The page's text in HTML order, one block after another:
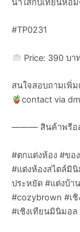
น้าใส่กับเทียนหอม
#TP0231
Price: 390 บา
สนใจสอบถามเพิ่
contact via
——— สินค้าพรีอ
#ตกแต่งห้อง #ขอ
#แต่งห้องสไตล์มิ
ประหยัด #แต่งบ้า
#cozybrown #เชิ
#เชิงเทียนมินิมอล